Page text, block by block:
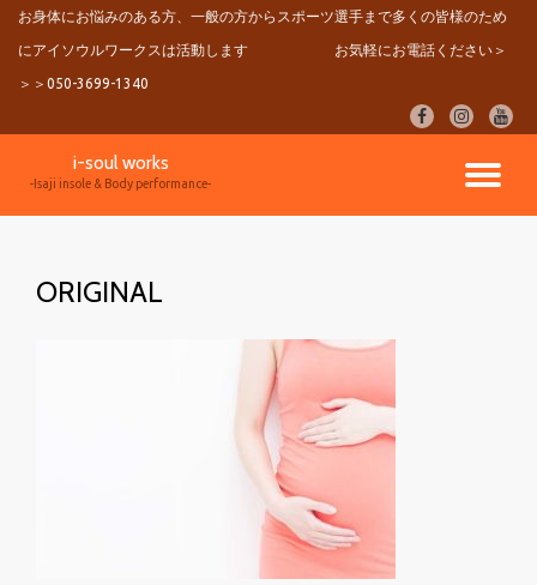
ン
お身体にお悩みのある方、一般の方からスポーツ選手まで多くの皆様のため
にアイソウルワークスは活動します お気軽にお電話ください＞
＞＞050-3699-1340
fa-
facebook
fa-
instagram
fa-
ナ
i-soul works
-Isaji insole & Body performance-
ORIGINAL